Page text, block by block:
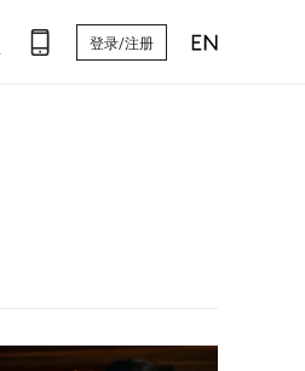
登录/注册